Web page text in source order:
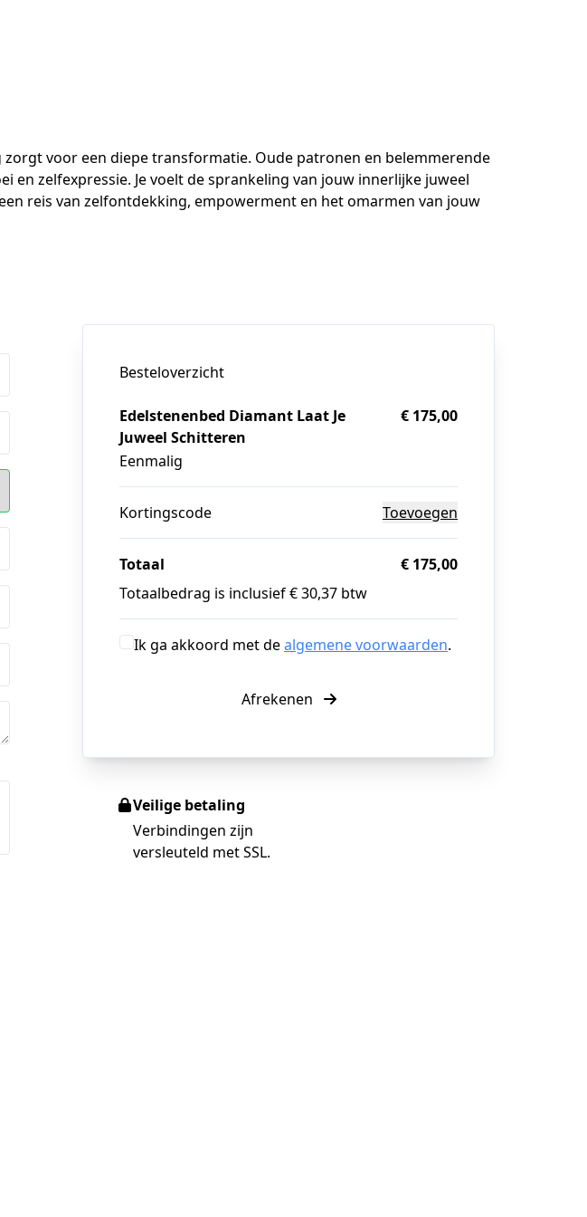
voor een diepe transformatie. Oude patronen en belemmerende
zelfexpressie. Je voelt de sprankeling van jouw innerlijke juweel
reis van zelfontdekking, empowerment en het omarmen van jouw
Besteloverzicht
Edelstenenbed Diamant Laat Je
Juweel Schitteren
Eenmalig
€ 175,00
Kortingscode Toevoegen
Totaal
€ 175,00
Totaalbedrag is inclusief € 30,37 btw
Ik ga akkoord met dealgemene voorwaarden.
Afrekenen
Veilige betaling
Verbindingen zijn
versleuteld met SSL.